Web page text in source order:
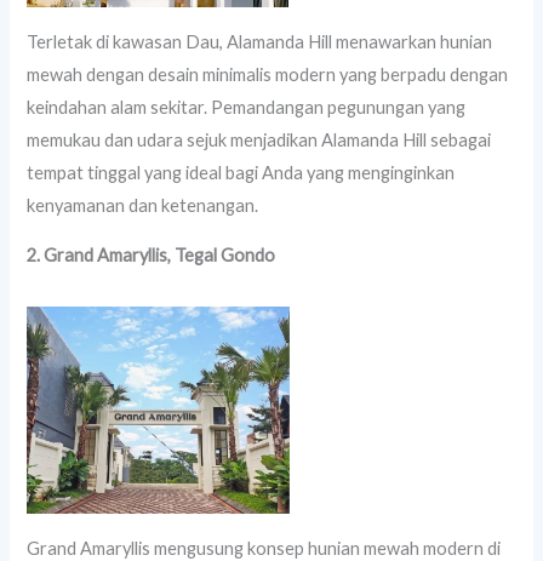
Terletak di kawasan Dau, Alamanda Hill menawarkan hunian
mewah dengan desain minimalis modern yang berpadu dengan
keindahan alam sekitar. Pemandangan pegunungan yang
memukau dan udara sejuk menjadikan Alamanda Hill sebagai
tempat tinggal yang ideal bagi Anda yang menginginkan
kenyamanan dan ketenangan.
2. Grand Amaryllis, Tegal Gondo
Grand Amaryllis mengusung konsep hunian mewah modern di